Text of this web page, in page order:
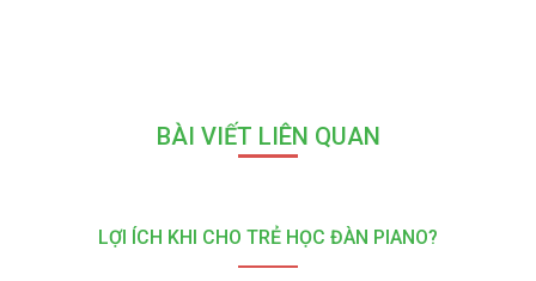
BÀI VIẾT LIÊN QUAN
LỢI ÍCH KHI CHO TRẺ HỌC ĐÀN PIANO?